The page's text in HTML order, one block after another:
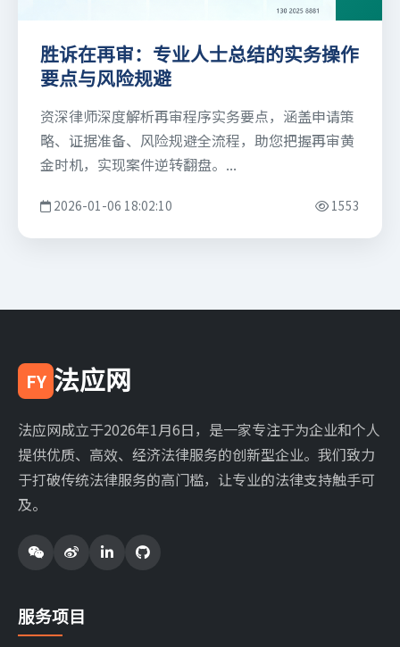
胜诉在再审：专业人士总结的实务操作
要点与风险规避
资深律师深度解析再审程序实务要点，涵盖申请策
略、证据准备、风险规避全流程，助您把握再审黄
金时机，实现案件逆转翻盘。...
2026-01-06 18:02:10 1553
FY 法应网
法应网成立于2026年1月6日，是一家专注于为企业和个人
提供优质、高效、经济法律服务的创新型企业。我们致力
于打破传统法律服务的高门槛，让专业的法律支持触手可
及。
服务项目